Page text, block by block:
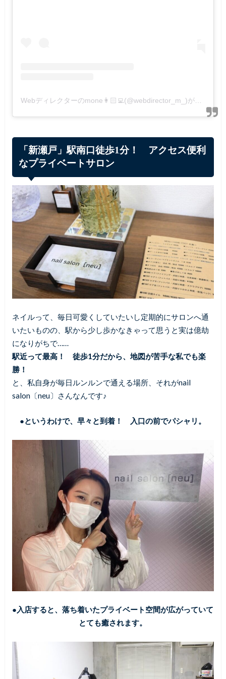
Webディレクターのmone👩🏻‍💻(@webdirector_m_)がシェアした投稿
「新瀬戸」駅南口徒歩1分！ アクセス便利
なプライベートサロン
ネイルって、毎日可愛くしていたいし定期的にサロンへ通
いたいものの、駅から少し歩かなきゃって思うと実は億劫
になりがちで……
駅近って最高！ 徒歩1分だから、地図が苦手な私でも楽
勝！
と、私自身が毎日ルンルンで通える場所、それがnail
salon〔neu〕さんなんです♪
●というわけで、早々と到着！ 入口の前でパシャリ。
●入店すると、落ち着いたプライベート空間が広がっていて
とても癒されます。